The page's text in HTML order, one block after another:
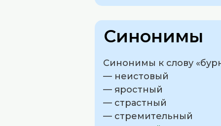
Синонимы
Синонимы к слову
— неистовый
— яростный
— страстный
— стремительный